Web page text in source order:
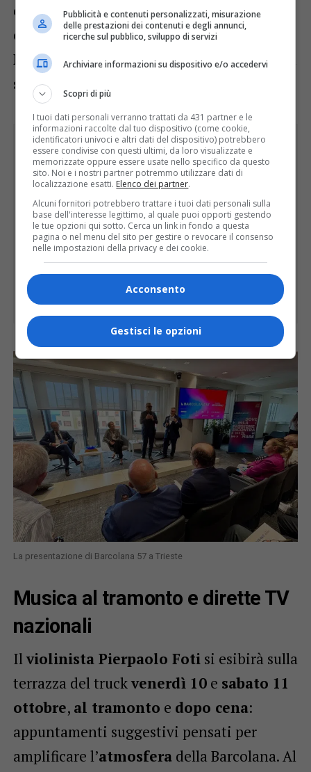
canottaggio).Novità 2025:prima
edizionedi unevento di modellismo
Lago di Cavazzo, a rimarcare il legame tra
sport, comunità e territori interni
La presentazione di Barcolana 57 a Trieste
Musica al tramonto e dirette TV
nazionali
Il violinista Pierpaolo Fotisi esibirà sulla
terrazza del truckvenerdì 10e sabato 11
ottobre, al tramonto e dopo cena:
appuntamenti suggestivi pensati per
amplificare l’atmosferadella Barcolana. Al
Pubblicità e contenuti personalizzati, misurazione
delle prestazioni dei contenuti e degli annunci,
ricerche sul pubblico, sviluppo di servizi
Archiviare informazioni su dispositivo e/o accedervi
Scopri di più
I tuoi dati personali verranno trattati da 431 partner e le
informazioni raccolte dal tuo dispositivo (come cookie,
identificatori univoci e altri dati del dispositivo) potrebbero
essere condivise con questi ultimi, da loro visualizzate e
memorizzate oppure essere usate nello specifico da questo
sito. Noi e i nostri partner potremmo utilizzare dati di
localizzazione esatti. Elenco dei partner.
Alcuni fornitori potrebbero trattare i tuoi dati personali sulla
base dell'interesse legittimo, al quale puoi opporti gestendo
le tue opzioni qui sotto. Cerca un link in fondo a questa
pagina o nel menu del sito per gestire o revocare il consenso
nelle impostazioni della privacy e dei cookie.
Acconsento
Gestisci le opzioni